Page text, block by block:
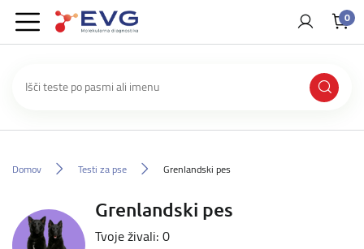
0
Domov Testi za pse Grenlandski pes
Grenlandski pes
Tvoje živali: 0